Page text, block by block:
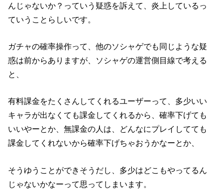
んじゃないか？っていう疑惑を訴えて、炎上しているっ
ていうことらしいです。
ガチャの確率操作って、他のソシャゲでも同じような疑
惑は前からありますが、ソシャゲの運営側目線で考える
と、
有料課金をたくさんしてくれるユーザーって、多少いい
キャラが出なくても課金してくれるから、確率下げても
いいやーとか、無課金の人は、どんなにプレイしてても
課金してくれないから確率下げちゃおうかなーとか、
そうゆうことができそうだし、多少はどこもやってるん
じゃないかなーって思ってしまいます。